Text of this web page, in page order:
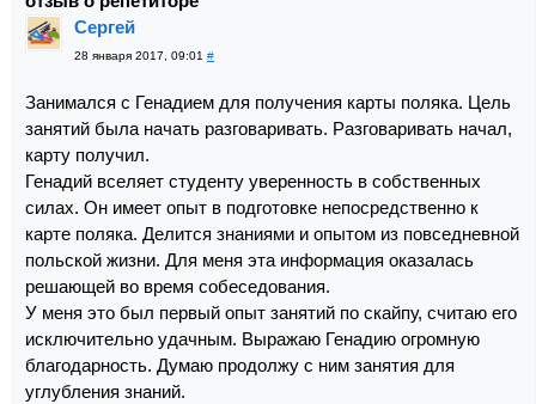
Сергей
28 января 2017, 09:01 #
Занимался с Генадием для получения карты поляка. Цель
занятий была начать разговаривать. Разговаривать начал,
карту получил.
Генадий вселяет студенту уверенность в собственных
силах. Он имеет опыт в подготовке непосредственно к
карте поляка. Делится знаниями и опытом из повседневной
польской жизни. Для меня эта информация оказалась
решающей во время собеседования.
У меня это был первый опыт занятий по скайпу, считаю его
исключительно удачным. Выражаю Генадию огромную
благодарность. Думаю продолжу с ним занятия для
углубления знаний.